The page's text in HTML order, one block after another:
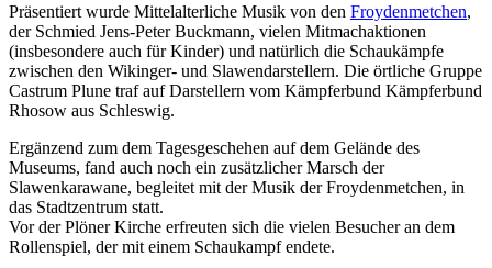
Präsentiert wurde Mittelalterliche Musik von den Froydenmetchen,
der Schmied Jens-Peter Buckmann, vielen Mitmachaktionen
(insbesondere auch für Kinder) und natürlich die Schaukämpfe
zwischen den Wikinger- und Slawendarstellern. Die örtliche Gruppe
Castrum Plune traf auf Darstellern vom Kämpferbund Kämpferbund
Rhosow aus Schleswig.
Ergänzend zum dem Tagesgeschehen auf dem Gelände des
Museums, fand auch noch ein zusätzlicher Marsch der
Slawenkarawane, begleitet mit der Musik der Froydenmetchen, in
das Stadtzentrum statt.
Vor der Plöner Kirche erfreuten sich die vielen Besucher an dem
Rollenspiel, der mit einem Schaukampf endete.